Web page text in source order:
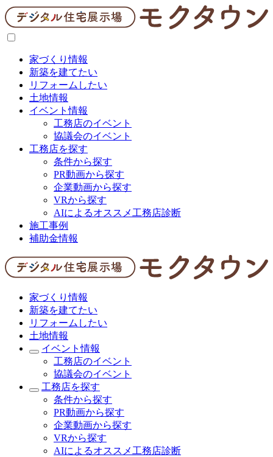
家づくり情報
新築を建てたい
リフォームしたい
土地情報
イベント情報
工務店のイベント
協議会のイベント
工務店を探す
条件から探す
PR動画から探す
企業動画から探す
VRから探す
AIによるオススメ工務店診断
施工事例
補助金情報
家づくり情報
新築を建てたい
リフォームしたい
土地情報
イベント情報
工務店のイベント
協議会のイベント
工務店を探す
条件から探す
PR動画から探す
企業動画から探す
VRから探す
AIによるオススメ工務店診断